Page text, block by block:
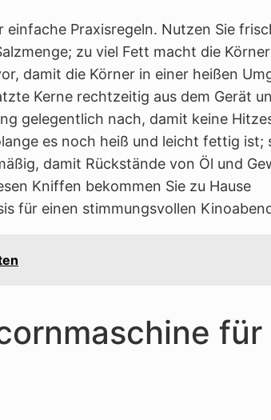
Praxisregeln. Nutzen Sie
zu viel Fett macht die Körner
damit die Körner in einer heißen
Kerne rechtzeitig aus dem Gerät
gelegentlich nach, damit keine
es noch heiß und leicht fettig ist;
damit Rückstände von Öl und
Kniffen bekommen Sie zu Hause
für einen stimmungsvollen
für